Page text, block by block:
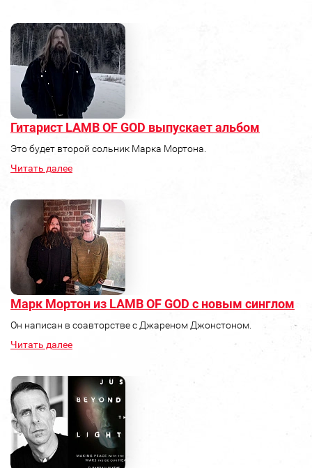
Гитарист LAMB OF GOD выпускает альбом
Это будет второй сольник Марка Мортона.
Читать далее
Марк Мортон из LAMB OF GOD с новым синглом
Он написан в соавторстве c Джареном Джонстоном.
Читать далее